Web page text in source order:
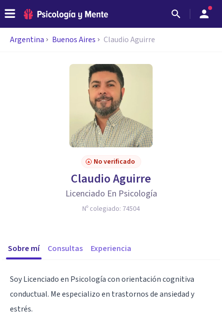
Argentina Buenos Aires Claudio Aguirre
No verificado
Claudio Aguirre
Licenciado En Psicología
Nº colegiado: 74504
Sobre mí Consultas Experiencia
Soy Licenciado en Psicología con orientación cognitiva
conductual. Me especializo en trastornos de ansiedad y
estrés.